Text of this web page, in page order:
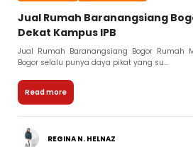
Jual Rumah Baranangsiang
Dekat Kampus IPB
Jual Rumah Baranangsiang Bogor Rumah
Bogor selalu punya daya pikat yang su...
Read more
REGINA N. HELNAZ